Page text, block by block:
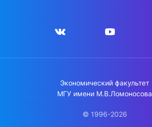
Экономический факультет
МГУ имени М.В.Ломоносова
© 1996-2026